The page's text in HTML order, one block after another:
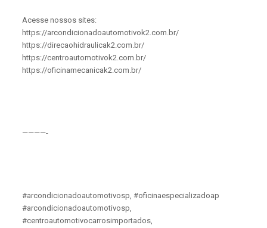
Acesse nossos sites:
https://arcondicionadoautomotivok2.com.br/
https://direcaohidraulicak2.com.br/
https://centroautomotivok2.com.br/
https://oficinamecanicak2.com.br/
————-
#arcondicionadoautomotivosp, #oficinaespecializadoap
#arcondicionadoautomotivosp,
#centroautomotivocarrosimportados,